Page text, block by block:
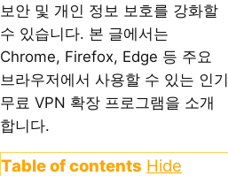
보안 및 개인 정보 보호를 강화할
수 있습니다. 본 글에서는
Chrome, Firefox, Edge 등 주요
브라우저에서 사용할 수 있는 인기
무료 VPN 확장 프로그램을 소개
합니다.
Table of contents Hide